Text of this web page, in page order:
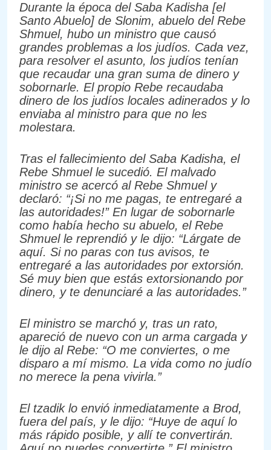
Durante la época del Saba Kadisha [el
Santo Abuelo] de Slonim, abuelo del Rebe
Shmuel, hubo un ministro que causó
grandes problemas a los judíos. Cada vez,
para resolver el asunto, los judíos tenían
que recaudar una gran suma de dinero y
sobornarle. El propio Rebe recaudaba
dinero de los judíos locales adinerados y lo
enviaba al ministro para que no les
molestara.
Tras el fallecimiento del Saba Kadisha, el
Rebe Shmuel le sucedió. El malvado
ministro se acercó al Rebe Shmuel y
declaró: “¡Si no me pagas, te entregaré a
las autoridades!” En lugar de sobornarle
como había hecho su abuelo, el Rebe
Shmuel le reprendió y le dijo: “Lárgate de
aquí. Si no paras con tus avisos, te
entregaré a las autoridades por extorsión.
Sé muy bien que estás extorsionando por
dinero, y te denunciaré a las autoridades.”
El ministro se marchó y, tras un rato,
apareció de nuevo con un arma cargada y
le dijo al Rebe: “O me conviertes, o me
disparo a mí mismo. La vida como no judío
no merece la pena vivirla.”
El tzadik lo envió inmediatamente a Brod,
fuera del país, y le dijo: “Huye de aquí lo
más rápido posible, y allí te convertirán.